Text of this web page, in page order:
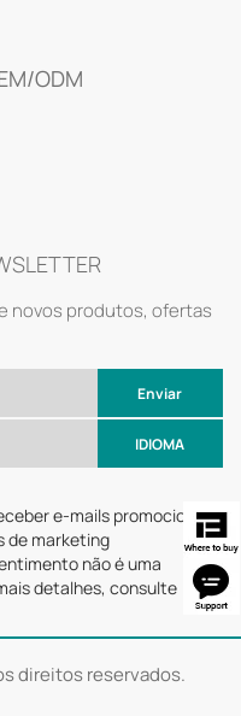
ODM
novos produtos, ofertas
Enviar
IDIOMA
e-mails promocionais
de marketing
não é uma
detalhes, consulte
direitos reservados.